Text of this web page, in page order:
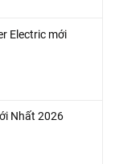
Electric mới
Nhất 2026